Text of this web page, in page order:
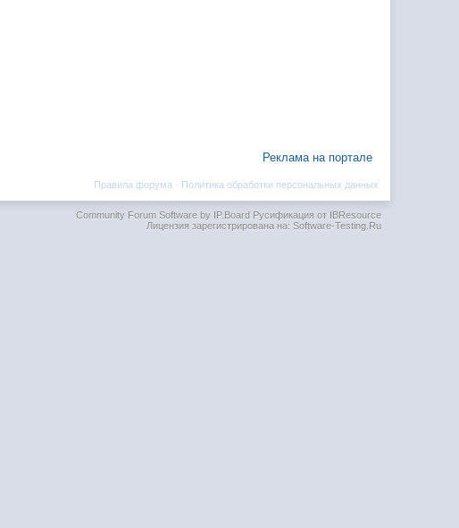
Реклама на портале
Политика обработки персональных данных
Правила форума ·
Community Forum Software by IP.BoardРусификация от IBResource
Лицензия зарегистрирована на: Software-Testing.Ru